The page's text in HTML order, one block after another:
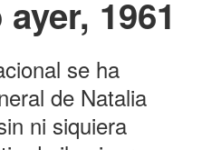
1961
se ha
de Natalia
ni siquiera